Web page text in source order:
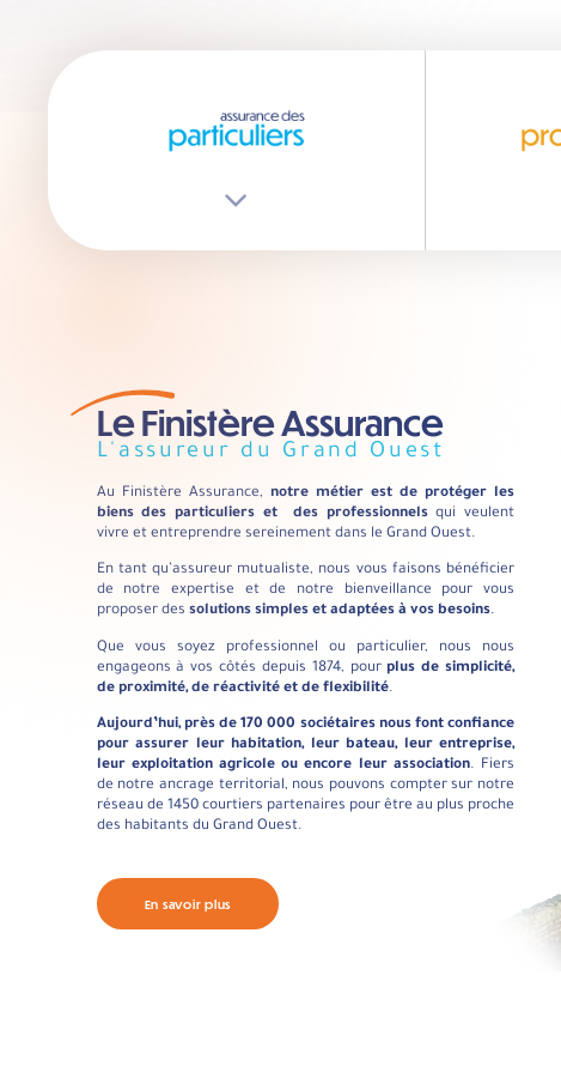
Le Finistère Assurance
L'assureur du Grand Ouest
Au Finistère Assurance, notre métier est de protéger les
biens des particuliers et des professionnelsqui veulent
vivre et entreprendre sereinement dans le Grand Ouest.
En tant qu’assureur mutualiste, nous vous faisons bénéficier
de notre expertise et de notre bienveillance pour vous
proposer des solutions simples et adaptées à vos besoins.
Que vous soyez professionnel ou particulier, nous nous
engageons à vos côtés depuis 1874, pour plus de simplicité,
de proximité, de réactivité et de flexibilité.
Aujourd’hui, près de 170 000 sociétaires nous font confiance
pour assurer leur habitation, leur bateau, leur entreprise,
leur exploitation agricole ou encore leur association. Fiers
de notre ancrage territorial, nous pouvons compter sur notre
réseau de 1450 courtiers partenaires pour être au plus proche
des habitants du Grand Ouest.
En savoir plus